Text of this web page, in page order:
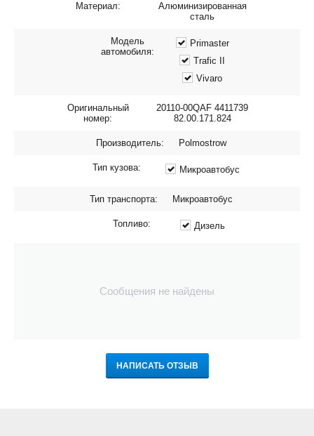
Материал:
Алюминизированная
сталь
Модель
автомобиля:
Primaster
Trafic II
Vivaro
Оригинальный
номер:
20110-00QAF 4411739
82.00.171.824
Производитель: Polmostrow
Тип кузова: Микроавтобус
Тип транспорта: Микроавтобус
Топливо: Дизель
Сообщения не найдены
НАПИСАТЬ ОТЗЫВ